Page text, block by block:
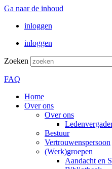
Ga naar de inhoud
inloggen
inloggen
Zoeken
FAQ
Home
Over ons
Over ons
Bestuur
Vertrouwenspersoon
(Werk)groepen
Aandacht en